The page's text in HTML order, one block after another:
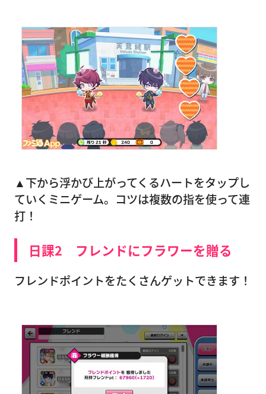
▲下から浮かび上がってくるハートをタップし
ていくミニゲーム。コツは複数の指を使って連
打！
日課2 フレンドにフラワーを贈る
フレンドポイントをたくさんゲットできます！